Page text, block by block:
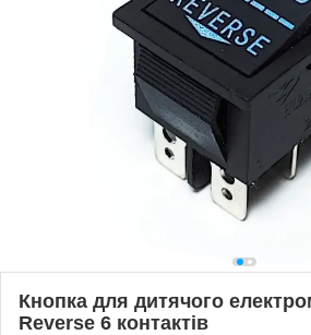
Кнопка для дитячого
Reverse 6 контактів